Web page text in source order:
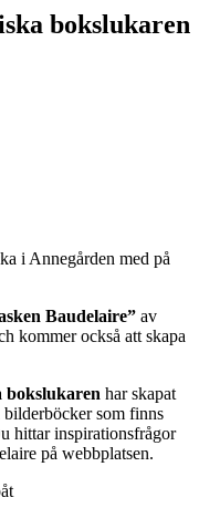
bokslukaren
i Annegården med på
Baudelaire” av
kommer också att skapa
bokslukaren har skapat
som finns
hittar inspirationsfrågor
på webbplatsen.